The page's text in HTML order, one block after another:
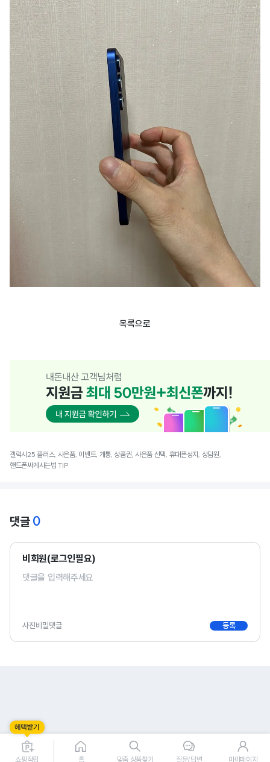
목록으로
갤럭시25 플러스, 사은품, 이벤트, 개통, 상품권, 사은품 선택, 휴대폰성지, 상담원,
핸드폰싸게사는법 TIP
댓글 0
비회원(로그인필요)
사진비밀댓글 등록
0
쇼핑적립 홈 맞춤 상품찾기 질문/답변 마이페이지